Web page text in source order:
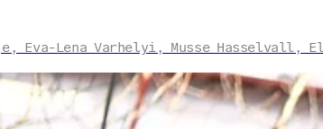
Eva-Lena Varhelyi, Musse Hasselvall,